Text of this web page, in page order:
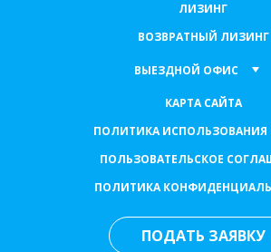
ЛИЗИНГ
ВОЗВРАТНЫЙ ЛИЗИНГ
ВЫЕЗДНОЙ ОФИС
КАРТА САЙТА
ПОЛИТИКА ИСПОЛЬЗОВАНИЯ
ПОЛЬЗОВАТЕЛЬСКОЕ
ПОЛИТИКА
ПОДАТЬ ЗАЯВКУ